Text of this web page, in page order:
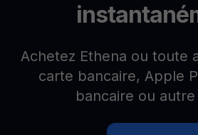
Achetez Ethena ou toute
carte bancaire, Apple
bancaire ou